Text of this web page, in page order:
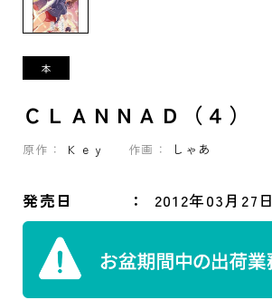
ＣＬＡＮＮＡＤ（４）
原作： Ｋｅｙ 作画： しゃあ
発売日 2012年03月27日